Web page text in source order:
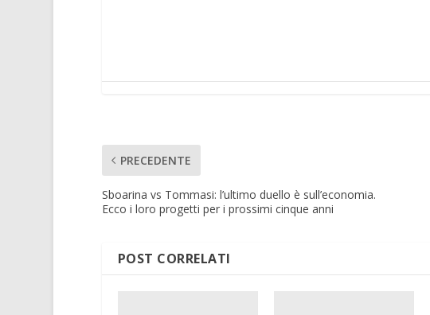
PRECEDENTE
Sboarina vs Tommasi: l’ultimo duello è sull’economia.
Ecco i loro progetti per i prossimi cinque anni
POST CORRELATI